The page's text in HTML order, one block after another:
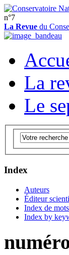
n°7
La Revue du
La
Le
Index
Auteurs
Éditeur
Index de
Index by